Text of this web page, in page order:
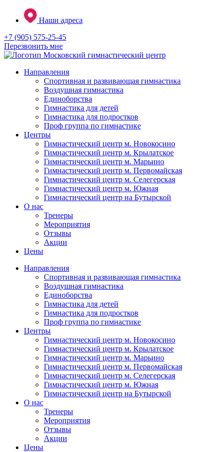
Перейти
Наши адреса
+7 (905) 575-25-45
Перезвонить мне
Направления
Спортивная и развивающая гимнастика
Воздушная гимнастика
Единоборства
Гимнастика для детей
Гимнастика для подростков
Проф группа по гимнастике
Центры
Гимнастический центр м. Новокосино
Гимнастический центр м. Крылатское
Гимнастический центр м. Марьино
Гимнастический центр м. Первомайская
Гимнастический центр м. Селегерская
Гимнастический центр м. Южная
Гимнастический центр на Бутырской
О нас
Тренеры
Мероприятия
Отзывы
Акции
Цены
Направления
Спортивная и развивающая гимнастика
Воздушная гимнастика
Единоборства
Гимнастика для детей
Гимнастика для подростков
Проф группа по гимнастике
Центры
Гимнастический центр м. Новокосино
Гимнастический центр м. Крылатское
Гимнастический центр м. Марьино
Гимнастический центр м. Первомайская
Гимнастический центр м. Селегерская
Гимнастический центр м. Южная
Гимнастический центр на Бутырской
О нас
Тренеры
Мероприятия
Отзывы
Акции
Цены